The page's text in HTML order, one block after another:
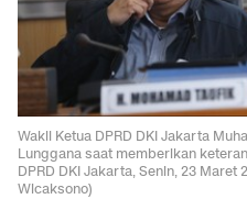
Wakil Ketua DPRD DKI Jakarta
Lunggana saat memberikan
DPRD DKI Jakarta, Senin, 23 Maret
Wicaksono)